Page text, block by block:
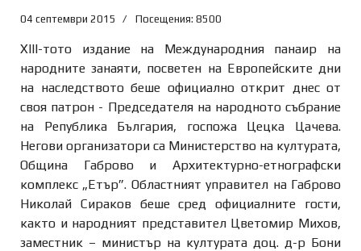
04 септември 2015 Посещения: 8500
XIII-тото издание на Международния панаир на
народните занаяти, посветен на Европейските дни
на наследството беше официално открит днес от
своя патрон - Председателя на народното събрание
на Република България, госпожа Цецка Цачева.
Негови организатори са Министерство на културата,
Община Габрово и Архитектурно-етнографски
комплекс „Етър”. Областният управител на Габрово
Николай Сираков беше сред официалните гости,
както и народният представител Цветомир Михов,
заместник – министър на културата доц. д-р Бони